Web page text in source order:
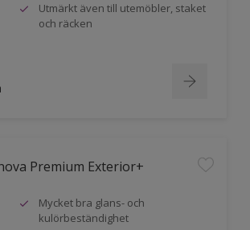
Utmärkt även till utemöbler, staket
och räcken
Premium Exterior+
Mycket bra glans- och
kulörbeständighet